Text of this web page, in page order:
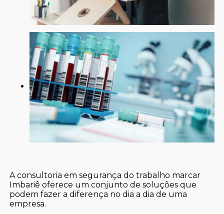
A consultoria em segurança do trabalho marcar
Imbariê oferece um conjunto de soluções que
podem fazer a diferença no dia a dia de uma
empresa.